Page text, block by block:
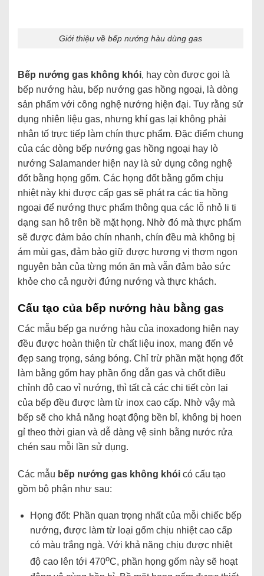
Giới thiệu về bếp nướng hàu dùng gas
Bếp nướng gas không khói, hay còn được gọi là
bếp nướng hàu, bếp nướng gas hồng ngoại, là dòng
sản phẩm với công nghệ nướng hiện đại. Tuy rằng sử
dụng nhiên liệu gas, nhưng khí gas lại không phải
nhân tố trực tiếp làm chín thực phẩm. Đặc điểm chung
của các dòng bếp nướng gas hồng ngoại hay lò
nướng Salamander hiện nay là sử dụng công nghệ
đốt bằng họng gốm. Các họng đốt bằng gốm chịu
nhiệt này khi được cấp gas sẽ phát ra các tia hồng
ngoại để nướng thực phẩm thông qua các lỗ nhỏ li ti
dạng san hô trên bề mặt họng. Nhờ đó mà thực phẩm
sẽ được đảm bảo chín nhanh, chín đều mà không bị
ám mùi gas, đảm bảo giữ được hương vị thơm ngon
nguyên bản của từng món ăn mà vẫn đảm bảo sức
khỏe cho cả người đứng nướng và thực khách.
Cấu tạo của bếp nướng hàu bằng gas
Các mẫu bếp ga nướng hàu của inoxadong hiện nay
đều được hoàn thiện từ chất liệu inox, mang đến vẻ
đẹp sang trọng, sáng bóng. Chỉ trừ phần mặt họng đốt
làm bằng gốm hay phần ống dẫn gas và chốt điều
chỉnh độ cao vỉ nướng, thì tất cả các chi tiết còn lại
của bếp đều được làm từ inox cao cấp. Nhờ vậy mà
bếp sẽ cho khả năng hoạt động bền bỉ, không bị hoen
gỉ theo thời gian và dễ dàng vệ sinh bằng nước rửa
chén sau mỗi lần sử dụng.
Các mẫu bếp nướng gas không khói có cấu tạo
gồm bộ phận như sau:
Họng đốt: Phần quan trọng nhất của mỗi chiếc bếp
nướng, được làm từ loại gốm chịu nhiệt cao cấp
có màu trắng ngà. Với khả năng chịu được nhiệt
độ cao lên tới 470oC, phần họng gốm này sẽ hoạt